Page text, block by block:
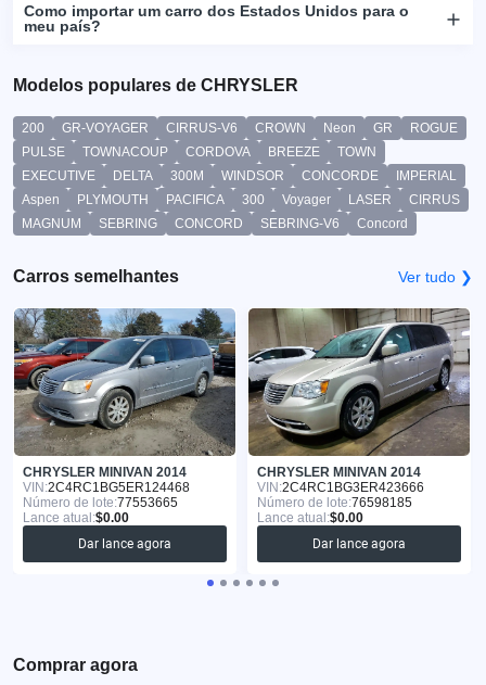
Como importar um carro dos Estados Unidos para o
meu país?
Modelos populares de CHRYSLER
200 GR-VOYAGER CIRRUS-V6 CROWN Neon GR
ROGUE
PULSE
TOWNACOUP CORDOVA BREEZE
TOWN
EXECUTIVE
DELTA 300M WINDSOR CONCORDE
IMPERIAL
Aspen
PLYMOUTH PACIFICA 300 Voyager LASER
CIRRUS
MAGNUM
SEBRING CONCORD SEBRING-V6 Concord
Carros semelhantes Ver tudo ❯
CHRYSLER MINIVAN 2014
VIN:2C4RC1BG5ER124468
Número de lote:77553665
Lance atual:$0.00
Dar lance agora
CHRYSLER MINIVAN 2014
VIN:2C4RC1BG3ER423666
Número de lote:76598185
Lance atual:$0.00
Dar lance agora
Comprar agora